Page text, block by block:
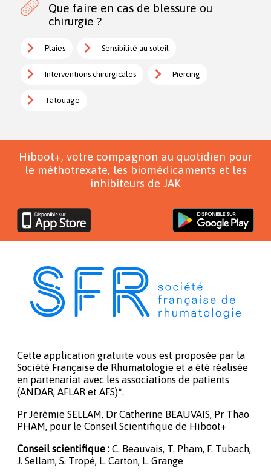
Que faire en cas de blessure ou
chirurgie ?
Plaies Sensibilité au soleil
Interventions chirurgicales Piercing
Tatouage
Hiboot+, votre compagnon au quotidien pour
le méthotrexate, les biomédicaments et les
inhibiteurs de JAK
Cette application gratuite vous est proposée par la
Société Française de Rhumatologie et a été réalisée
en partenariat avec les associations de patients
(ANDAR, AFLAR et AFS)*.
Pr Jérémie SELLAM, Dr Catherine BEAUVAIS, Pr Thao
PHAM, pour le Conseil Scientifique de Hiboot+
Conseil scientifique : C. Beauvais, T. Pham, F. Tubach,
J. Sellam, S. Tropé, L. Carton, L. Grange